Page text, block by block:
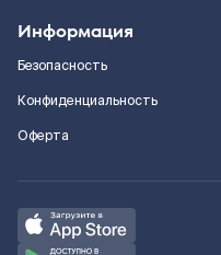
Информация
Безопасность
Конфиденциальность
Оферта